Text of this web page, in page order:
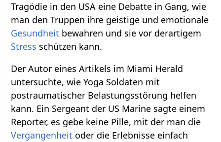
Tragödie in den USA eine Debatte in Gang, wie
man den Truppen ihre geistige und emotionale
Gesundheit bewahren und sie vor derartigem
Stress schützen kann.
Der Autor eines Artikels im Miami Herald
untersuchte, wie Yoga Soldaten mit
postraumatischer Belastungsstörung helfen
kann. Ein Sergeant der US Marine sagte einem
Reporter, es gebe keine Pille, mit der man die
Vergangenheit oder die Erlebnisse einfach